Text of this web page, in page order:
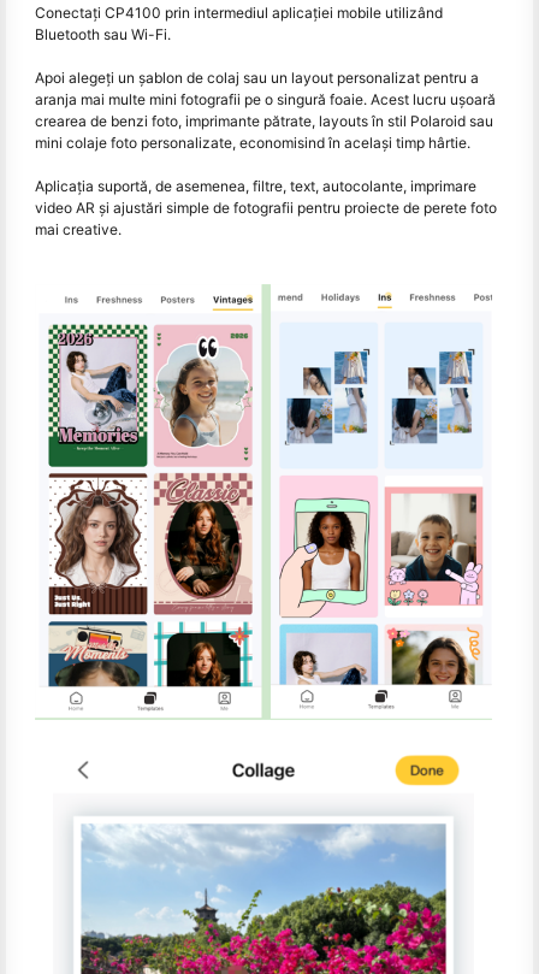
Conectați CP4100 prin intermediul aplicației mobile utilizând
Bluetooth sau Wi-Fi.
Apoi alegeți un șablon de colaj sau un layout personalizat pentru a
aranja mai multe mini fotografii pe o singură foaie. Acest lucru ușoară
crearea de benzi foto, imprimante pătrate, layouts în stil Polaroid sau
mini colaje foto personalizate, economisind în același timp hârtie.
Aplicația suportă, de asemenea, filtre, text, autocolante, imprimare
video AR și ajustări simple de fotografii pentru proiecte de perete foto
mai creative.